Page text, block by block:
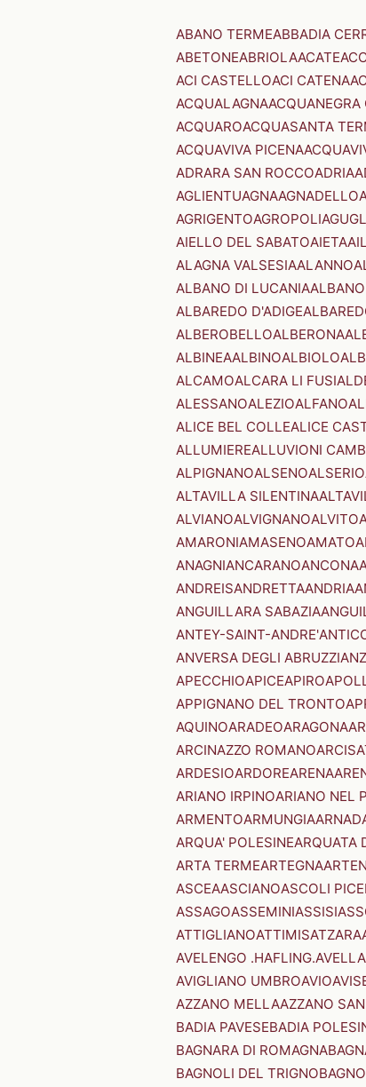
ABANO TERMEABBADIA
ABETONEABRIOLAACATE
ACI CASTELLOACI CATENA
ACQUALAGNAACQUANEGRA
ACQUAROACQUASANTA
ACQUAVIVA PICENA
ADRARA SAN ROCCOADRIA
AGLIENTUAGNAAGNADELLO
AGRIGENTOAGROPOLI
AIELLO DEL SABATOAIETA
ALAGNA VALSESIAALANNO
ALBANO DI LUCANIA
ALBAREDO D'ADIGE
ALBEROBELLOALBERONA
ALBINEAALBINOALBIOLO
ALCAMOALCARA LI FUSI
ALESSANOALEZIOALFANO
ALICE BEL COLLEALICE
ALLUMIEREALLUVIONI
ALPIGNANOALSENOALSERIO
ALTAVILLA SILENTINA
ALVIANOALVIGNANOALVITO
AMARONIAMASENOAMATO
ANAGNIANCARANOANCONA
ANDREISANDRETTAANDRIA
ANGUILLARA SABAZIA
ANTEY-SAINT-ANDRE'
ANVERSA DEGLI ABRUZZI
APECCHIOAPICEAPIRO
APPIGNANO DEL TRONTO
AQUINOARADEOARAGONA
ARCINAZZO ROMANO
ARDESIOARDOREARENA
ARIANO IRPINOARIANO NEL
ARMENTOARMUNGIAARNAD
ARQUA' POLESINEARQUATA
ARTA TERMEARTEGNA
ASCEAASCIANOASCOLI
ASSAGOASSEMINIASSISI
ATTIGLIANOATTIMISATZARA
AVELENGO .HAFLING.AVELLA
AVIGLIANO UMBROAVIO
AZZANO MELLAAZZANO
BADIA PAVESEBADIA
BAGNARA DI ROMAGNA
BAGNOLI DEL TRIGNO